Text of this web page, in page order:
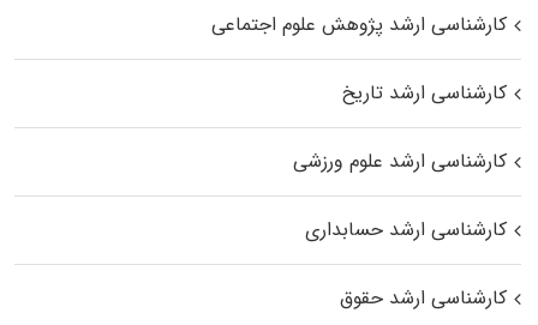
کارشناسی ارشد پژوهش علوم اجتماعی
کارشناسی ارشد تاریخ
کارشناسی ارشد علوم ورزشی
کارشناسی ارشد حسابداری
کارشناسی ارشد حقوق